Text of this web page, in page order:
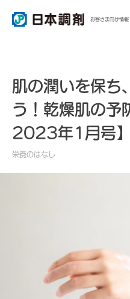
お客さま向け情報
肌の潤いを保ち
う！乾燥肌の予
2023年1月号】
栄養のはなし